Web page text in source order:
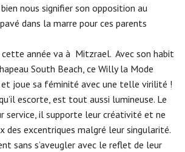
nous signifier son opposition au
dans la marre pour ces parents
cette année va à Mitzrael. Avec son habit
South Beach, ce Willy la Mode
joue sa féminité avec une telle virilité !
escorte, est tout aussi lumineuse. Le
service, il supporte leur créativité et ne
des excentriques malgré leur singularité.
sans s’aveugler avec le reflet de leur